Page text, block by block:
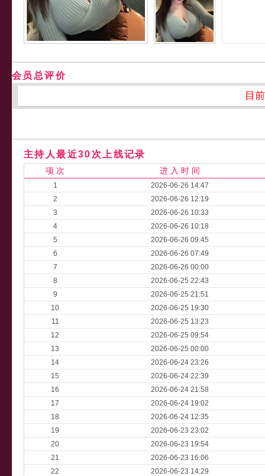
会员总评价
目
主持人最近30次上线记录
项 次 进 入 时 间
1
2026-06-26 14:47
2
2026-06-26 12:19
3
2026-06-26 10:33
4
2026-06-26 10:18
5
2026-06-26 09:45
6
2026-06-26 07:49
7
2026-06-26 00:00
8
2026-06-25 22:43
9
2026-06-25 21:51
10
2026-06-25 19:30
11
2026-06-25 13:23
12
2026-06-25 09:54
13
2026-06-25 00:00
14
2026-06-24 23:26
15
2026-06-24 22:39
16
2026-06-24 21:58
17
2026-06-24 19:02
18
2026-06-24 12:35
19
2026-06-23 23:02
20
2026-06-23 19:54
21
2026-06-23 16:06
22
2026-06-23 14:29